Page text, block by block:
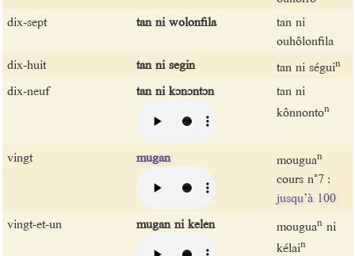
dix-sept
tan ni wolonfila
tan ni
ouhôlonfila
dix-huit
tan ni segin tan ni séguin
dix-neuf tan ni kɔnɔntɔn
tan ni
kônnonton
vingt mugan mouguan
cours n°7 :
jusqu’à 100
vingt-et-un
mugan ni kelen mouguanni
kélain